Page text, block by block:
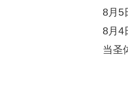
8月5
8月4
当圣